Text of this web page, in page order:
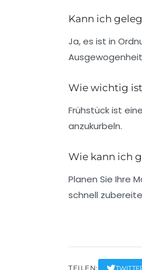
Kann ich
Ja, es ist in
Wie wichtig
Frühstück ist
anzukurbeln.
Wie kann ich
Planen Sie Ihre
schnell
TEILEN: